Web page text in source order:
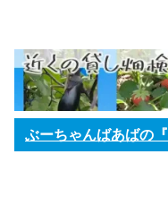
ぶーちゃんばあばの